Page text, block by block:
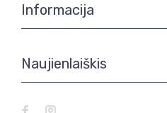
Informacija
Naujienlaiškis